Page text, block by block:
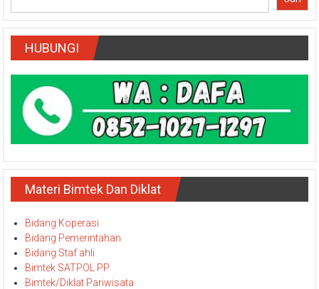
cari materi/bimtek
Cari
HUBUNGI
Materi Bimtek Dan Diklat
Bidang Koperasi
Bidang Pemerintahan
Bidang Staf ahli